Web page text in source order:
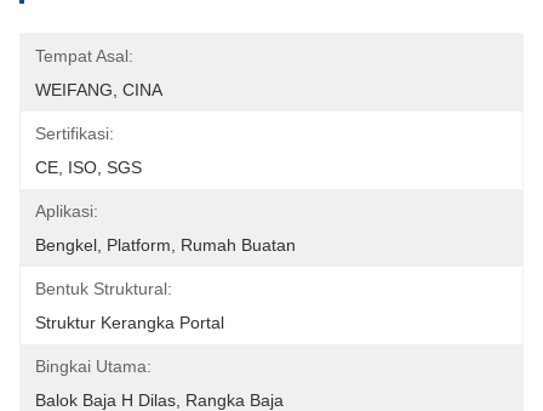
Tempat Asal:
WEIFANG, CINA
Sertifikasi:
CE, ISO, SGS
Aplikasi:
Bengkel, Platform, Rumah Buatan
Bentuk Struktural:
Struktur Kerangka Portal
Bingkai Utama:
Balok Baja H Dilas, Rangka Baja